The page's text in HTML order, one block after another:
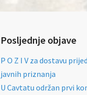
Posljednje objave
P O Z I V za dostavu
javnih priznanja
U Cavtatu održan prvi